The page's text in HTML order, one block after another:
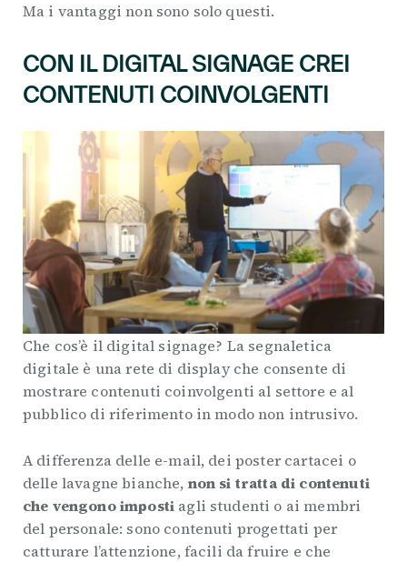
Ma i vantaggi non sono solo questi.
CON IL DIGITAL SIGNAGE CREI
CONTENUTI COINVOLGENTI
Che cos’è il digital signage? La segnaletica
digitale è una rete di display che consente di
mostrare contenuti coinvolgenti al settore e al
pubblico di riferimento in modo non intrusivo.
A differenza delle e-mail, dei poster cartacei o
delle lavagne bianche, non si tratta di contenuti
che vengono imposti agli studenti o ai membri
del personale: sono contenuti progettati per
catturare l’attenzione, facili da fruire e che